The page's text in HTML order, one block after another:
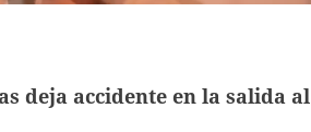
deja accidente en la salida al